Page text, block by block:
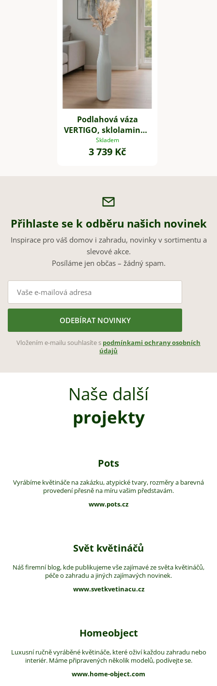
Podlahová váza
VERTIGO, sklolaminát,
výška 80 cm, bílý mat
Skladem
3 739 Kč
Přihlaste se k odběru našich novinek
Inspirace pro váš domov i zahradu, novinky v sortimentu a
slevové akce.
Posíláme jen občas – žádný spam.
ODEBÍRAT NOVINKY
Vložením e-mailu souhlasíte s podmínkami ochrany osobních
údajů
Naše další
projekty
Pots
Vyrábíme květináče na zakázku, atypické tvary, rozměry a barevná
provedení přesně na míru vašim představám.
www.pots.cz
Svět květináčů
Náš firemní blog, kde publikujeme vše zajímavé ze světa květináčů,
péče o zahradu a jiných zajímavých novinek.
www.svetkvetinacu.cz
Homeobject
Luxusní ručně vyráběné květináče, které oživí každou zahradu nebo
interiér. Máme připravených několik modelů, podívejte se.
www.home-object.com